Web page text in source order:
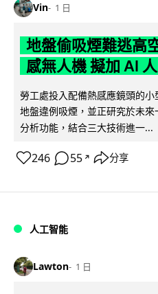
Vin 1 日
地盤偷吸煙難逃高
感無人機 擬加 AI
勞工處投入配備熱感應鏡頭的
地盤違例吸煙，並正研究於未
分析功能，結合三大技術進一...
246 55 ↗ 分享
人工智能
Lawton 1 日